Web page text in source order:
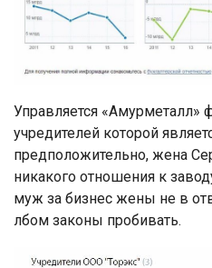
Управляется «Амурметалл»
учредителей которой
предположительно, жена
никакого отношения к
муж за бизнес жены не в
лбом законы пробивать.